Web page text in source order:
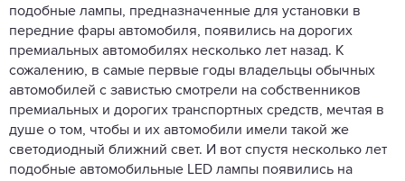
подобные лампы, предназначенные для установки в
передние фары автомобиля, появились на дорогих
премиальных автомобилях несколько лет назад. К
сожалению, в самые первые годы владельцы обычных
автомобилей с завистью смотрели на собственников
премиальных и дорогих транспортных средств, мечтая в
душе о том, чтобы и их автомобили имели такой же
светодиодный ближний свет. И вот спустя несколько лет
подобные автомобильные LED лампы появились на